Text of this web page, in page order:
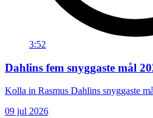
3:52
Dahlins fem snyggaste mål
Kolla in Rasmus Dahlins snyggaste
09 jul 2026